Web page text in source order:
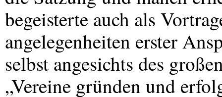
begeisterte auch als
angelegenheiten erster
selbst angesichts des
„Vereine gründen und